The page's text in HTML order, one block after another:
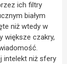
ich filtry
białym
niż wtedy w
większe czakry,
intelekt niż sfery